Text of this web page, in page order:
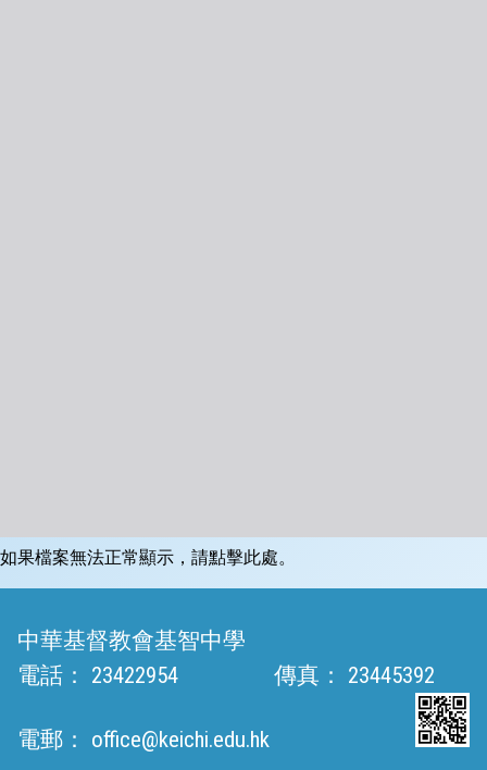
如果檔案無法正常顯示，請點擊此處。
中華基督教會基智中學
電話：
23422954 傳真： 23445392
電郵： office@keichi.edu.hk